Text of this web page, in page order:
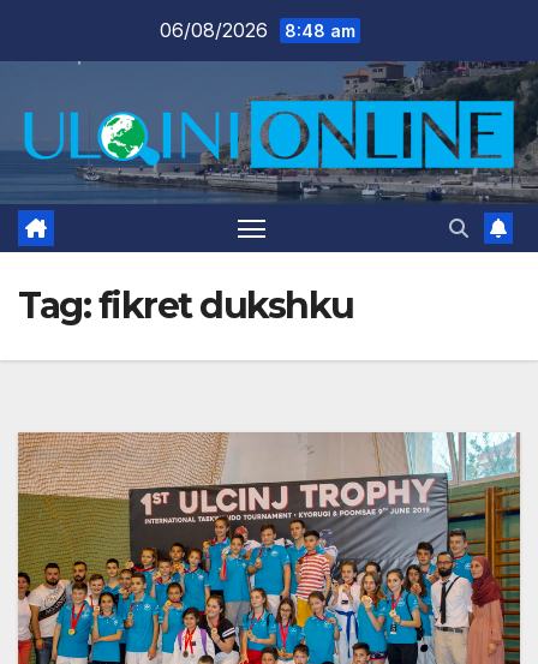
06/08/2026 8:48 am
Tag:fikret dukshku